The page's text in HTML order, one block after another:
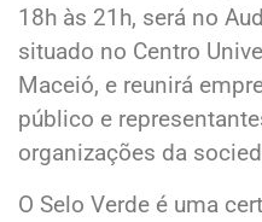
18h às 21h, será no
situado no Centro
Maceió, e reunirá
público e
organizações da
O Selo Verde é uma